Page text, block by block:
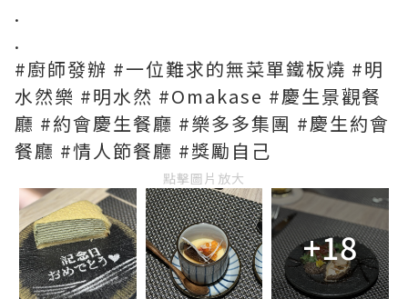
.
.
#廚師發辦 #一位難求的無菜單鐵板燒 #明
水然樂 #明水然 #Omakase #慶生景觀餐
廳 #約會慶生餐廳 #樂多多集團 #慶生約會
餐廳 #情人節餐廳 #獎勵自己
點擊圖片放大
+18